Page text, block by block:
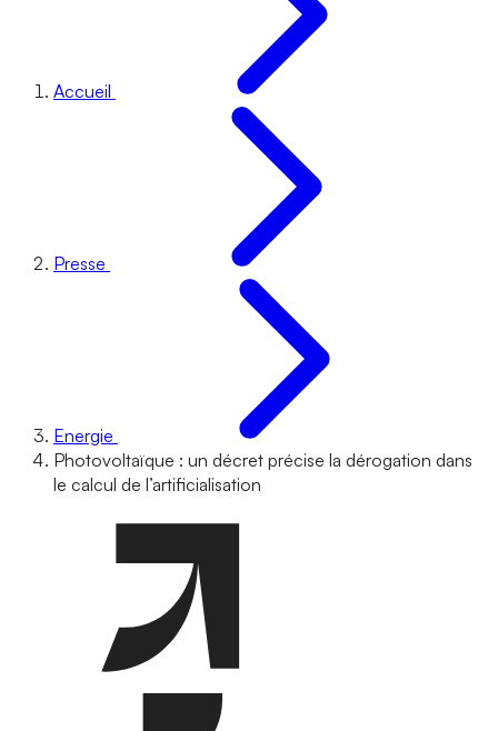
Accueil
Presse
Energie
Photovoltaïque : un décret précise la dérogation dans
le calcul de l’artificialisation